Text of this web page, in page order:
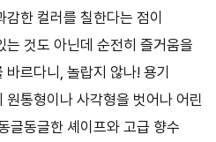
한 컬러를 칠한다는 점이
는 것도 아닌데 순전히 즐거움을
르다니, 놀랍지 않나! 용기
통형이나 사각형을 벗어나 어린
글동글한 셰이프와 고급 향수